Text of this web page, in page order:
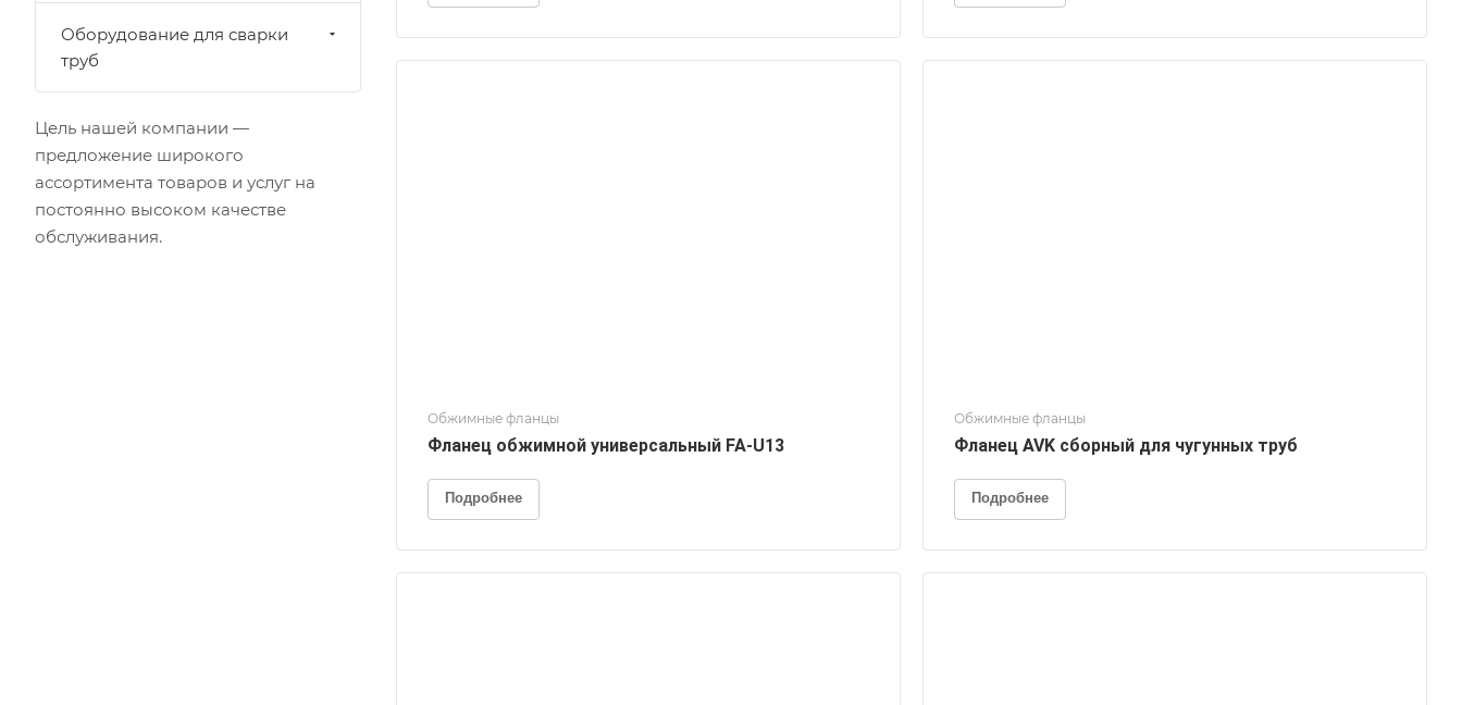
Обжимные фланцы
Фланец обжимной универсальный FA-U13
Подробнее
Обжимные фланцы
Фланец AVK сборный для чугунных труб
Подробнее
Оборудование для сварки
труб
Цель нашей компании —
предложение широкого
ассортимента товаров и услуг на
постоянно высоком качестве
обслуживания.